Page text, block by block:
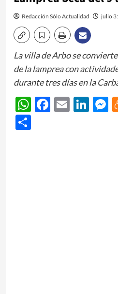
Redacción Sólo Actualidad julio
La villa de Arbo se
de la lamprea con
durante tres días en la
WhatsApp
Facebook
Email
Share